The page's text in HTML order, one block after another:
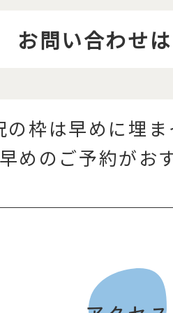
お問い合わせ
の枠は早めに埋
めのご予約がお